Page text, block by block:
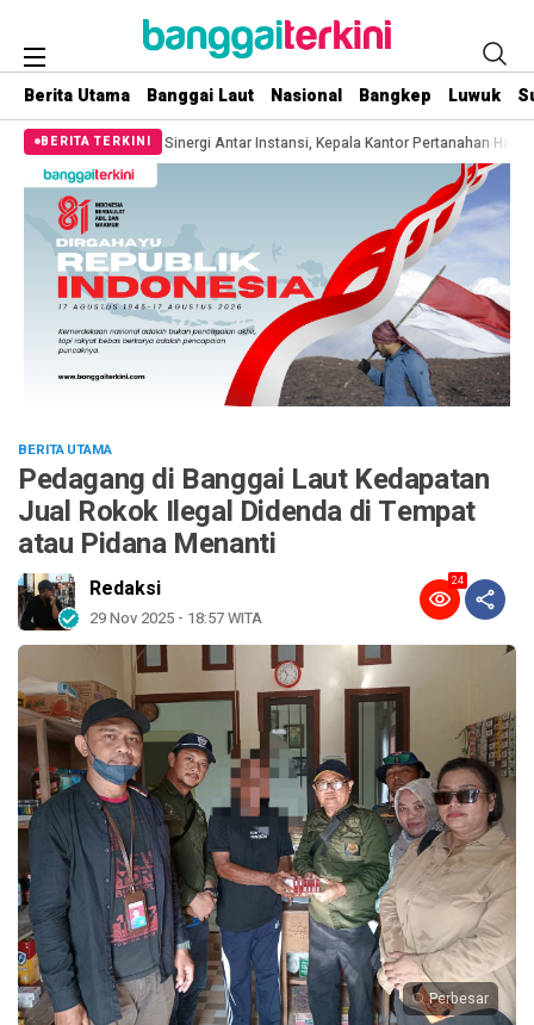
Berita Utama Banggai Laut Nasional Bangkep Luwuk
BERITA TERKINI
Sinergi Antar Instansi, Kepala Kantor Pertanahan Hadiri Penyerahan SK
BERITA UTAMA
Pedagang di Banggai Laut Kedapatan
Jual Rokok Ilegal Didenda di Tempat
atau Pidana Menanti
Redaksi
29 Nov 2025 - 18:57 WITA
24
Perbesar